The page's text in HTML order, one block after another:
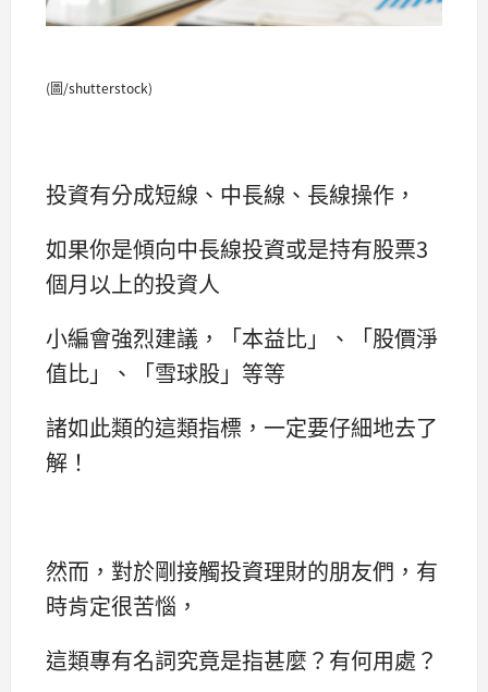
(圖/shutterstock)
投資有分成短線、中長線、長線操作，
如果你是傾向中長線投資或是持有股票3
個月以上的投資人
小編會強烈建議，「本益比」、「股價淨
值比」、「雪球股」等等
諸如此類的這類指標，一定要仔細地去了
解！
然而，對於剛接觸投資理財的朋友們，有
時肯定很苦惱，
這類專有名詞究竟是指甚麼？有何用處？